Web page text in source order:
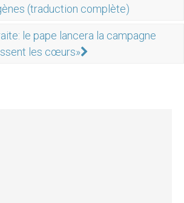
(traduction complète)
le pape lancera la campagne
les cœurs»